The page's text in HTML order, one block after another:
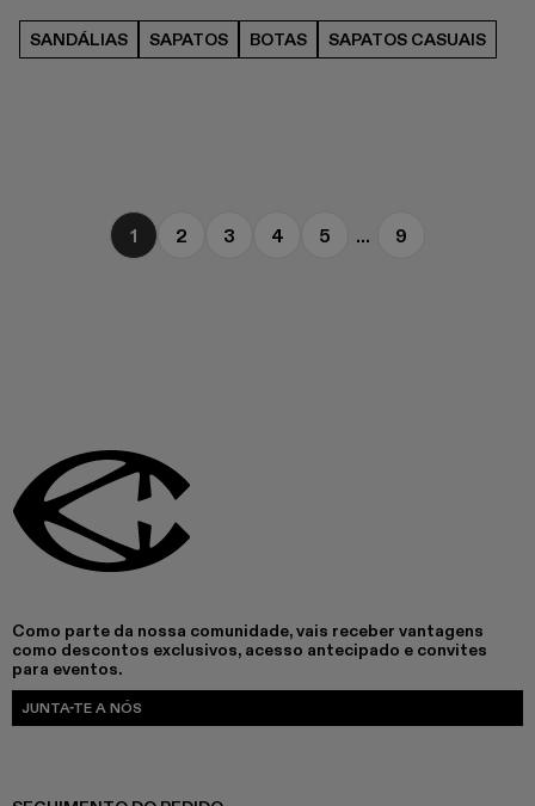
SANDÁLIAS SAPATOS BOTAS SAPATOS CASUAIS
1 2 3 4 5 ... 9
Como parte da nossa comunidade, vais receber vantagens
como descontos exclusivos, acesso antecipado e convites
para eventos.
JUNTA-TE A NÓS